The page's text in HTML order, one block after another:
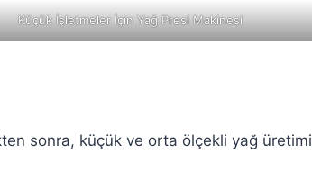
Küçük İşletmeler İçin Yağ Presi Makinesi
sonra, küçük ve orta ölçekli yağ üretimi